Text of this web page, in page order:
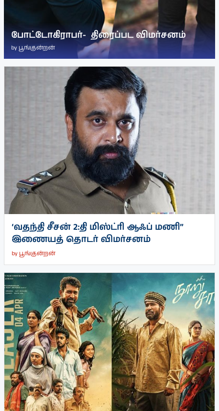
போட்டோகிராபர்- ‌ திரைப்பட விமர்சனம்
by பூங்குன்றன்
‘வதந்தி சீசன் 2:தி மிஸ்ட்ரி ஆஃப் மணி”
இணையத் தொடர் விமர்சனம்
by பூங்குன்றன்